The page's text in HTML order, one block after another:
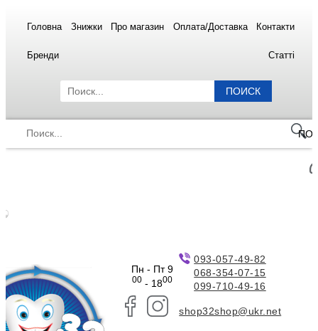
Головна Знижки Про магазин Оплата/Доставка Контакти
Бренди Статті
ПОИСК
Пн - Пт 9
00- 1800
093-057-49-82
068-354-07-15
099-710-49-16
shop32shop@ukr.net